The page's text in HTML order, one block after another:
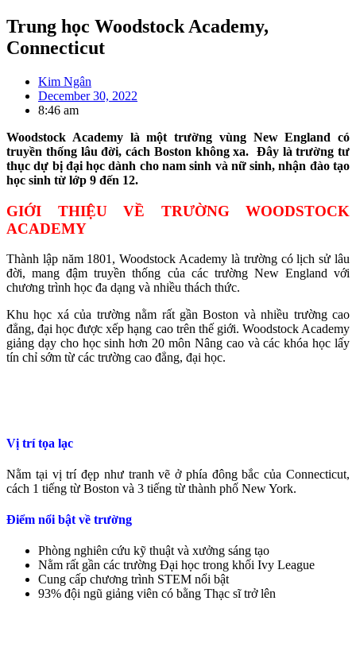
Trung học Woodstock Academy,
Connecticut
Kim Ngân
December 30, 2022
8:46 am
Woodstock Academy là một trường vùng New England có
truyền thống lâu đời, cách Boston không xa. Đây là trường tư
thục dự bị đại học dành cho nam sinh và nữ sinh, nhận đào tạo
học sinh từ lớp 9 đến 12.
GIỚI THIỆU VỀ TRƯỜNG WOODSTOCK
ACADEMY
Thành lập năm 1801, Woodstock Academy là trường có lịch sử lâu
đời, mang đậm truyền thống của các trường New England với
chương trình học đa dạng và nhiều thách thức.
Khu học xá của trường nằm rất gần Boston và nhiều trường cao
đẳng, đại học được xếp hạng cao trên thế giới. Woodstock Academy
giảng dạy cho học sinh hơn 20 môn Nâng cao và các khóa học lấy
tín chỉ sớm từ các trường cao đẳng, đại học.
Vị trí tọa lạc
Nằm tại vị trí đẹp như tranh vẽ ở phía đông bắc của Connecticut,
cách 1 tiếng từ Boston và 3 tiếng từ thành phố New York.
Điểm nổi bật về trường
Phòng nghiên cứu kỹ thuật và xưởng sáng tạo
Nằm rất gần các trường Đại học trong khối Ivy League
Cung cấp chương trình STEM nổi bật
93% đội ngũ giảng viên có bằng Thạc sĩ trở lên